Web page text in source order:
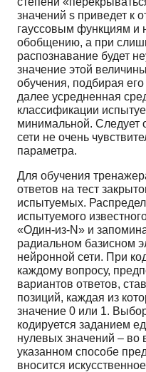
значений s приведет к
гауссовым функциям и
обобщению, а при
распознавание будет
значение этой
обучения, подбирая
далее усредненная
классификации
минимальной. Следует
сети не очень
параметра.
Для обучения
ответов на тест
испытуемых.
испытуемого
«Один-из-N» и
радиальном базисном
нейронной сети. При
каждому вопросу,
вариантов ответов,
позиций, каждая из
значение 0 или 1.
кодируется заданием
нулевых значений – во
указанном способе
вносится